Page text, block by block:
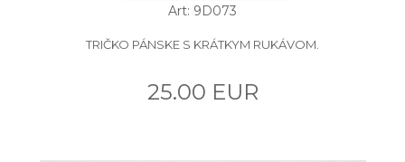
Art: 9D073
TRIČKO PÁNSKE S KRÁTKYM RUKÁVOM.
25.00 EUR